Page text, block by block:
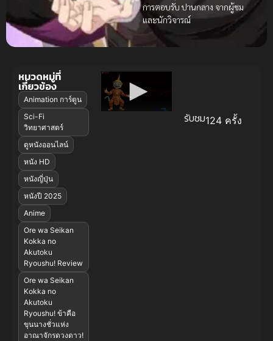
การตอบรับ ปานกลาง จากผู้ชม
และนักวิจารณ์
รับชม124 ครั้ง
หมวดหมู่ที่
เกี่ยวข้อง
Animation การ์ตูน
Sci-Fi
วิทยาศาสตร์
ดูหนังออนไลน์
หนัง HD
หนังญี่ปุ่น
หนังปี 2025
Anime
Ore wa Seikan
Kokka no
Akutoku
Ryoushu! Review
Ore wa Seikan
Kokka no
Akutoku
Ryoushu! ข้าคือ
ขุนนางชั่วแห่ง
อาณาจักรดวงดาว!